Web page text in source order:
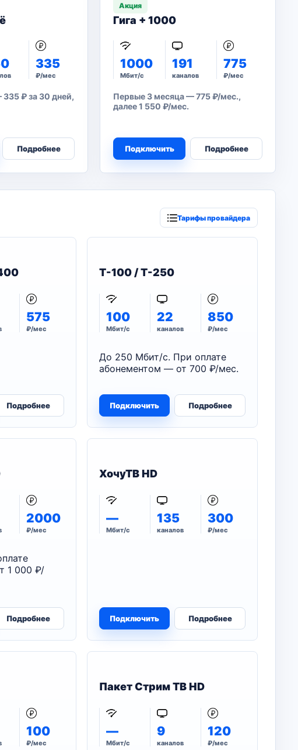
335
₽/мес
₽ за 30 дней,
Подробнее
Акция
Гига + 1000
1000
Мбит/с
191
каналов
775
₽/мес
Первые 3 месяца — 775 ₽/мес.,
далее 1 550 ₽/мес.
Подключить Подробнее
Тарифы провайдера
575
₽/мес
Подробнее
T-100 / T-250
100
Мбит/с
22
каналов
850
₽/мес
До 250 Мбит/с. При оплате
абонементом — от 700 ₽/мес.
Подключить Подробнее
2000
₽/мес
1 000 ₽/
Подробнее
ХочуТВ HD
—
Мбит/с
135
каналов
300
₽/мес
Подключить Подробнее
100
₽/мес
Пакет Стрим ТВ HD
—
Мбит/с
9
каналов
120
₽/мес